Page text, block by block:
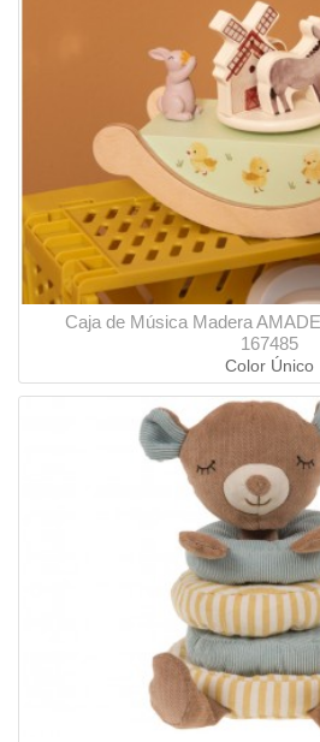
Caja de Música Madera
167485
Color Único